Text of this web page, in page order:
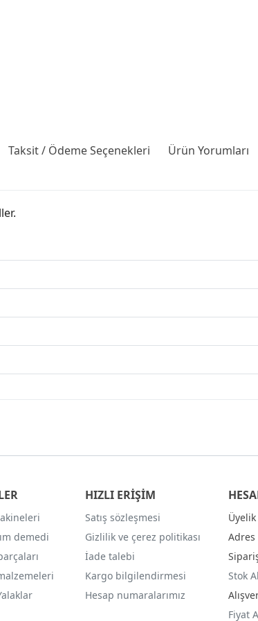
Taksit / Ödeme Seçenekleri Ürün Yorumları
demedi
HIZLI ERİŞİM
Satış sözleşmesi
Gizlilik ve çerez politikası
İade talebi
Kargo bilgilendirmesi
Hesap numaralarımız
Stok
Fiyat